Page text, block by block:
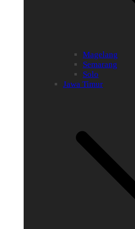
Magelang
Semarang
Solo
Jawa Timur